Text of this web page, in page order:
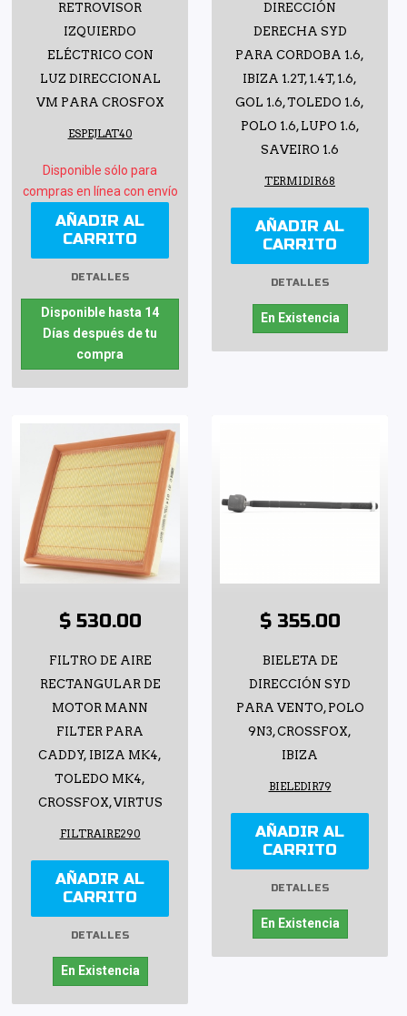
RETROVISOR
IZQUIERDO
ELÉCTRICO CON
LUZ DIRECCIONAL
VM PARA CROSFOX
ESPEJLAT40
Disponible sólo para
compras en línea con envío
AÑADIR AL
CARRITO
DETALLES
Disponible hasta 14
Días después de tu
compra
DIRECCIÓN
DERECHA SYD
PARA CORDOBA 1.6,
IBIZA 1.2T, 1.4T, 1.6,
GOL 1.6, TOLEDO 1.6,
POLO 1.6, LUPO 1.6,
SAVEIRO 1.6
TERMIDIR68
AÑADIR AL
CARRITO
DETALLES
En Existencia
$ 530.00
FILTRO DE AIRE
RECTANGULAR DE
MOTOR MANN
FILTER PARA
CADDY, IBIZA MK4,
TOLEDO MK4,
CROSSFOX, VIRTUS
FILTRAIRE290
AÑADIR AL
CARRITO
DETALLES
En Existencia
$ 355.00
BIELETA DE
DIRECCIÓN SYD
PARA VENTO, POLO
9N3, CROSSFOX,
IBIZA
BIELEDIR79
AÑADIR AL
CARRITO
DETALLES
En Existencia